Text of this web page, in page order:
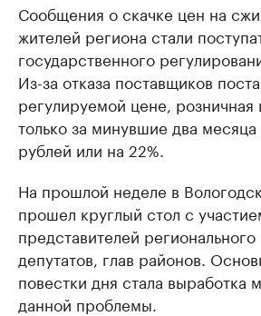
Сообщения о скачке цен на
жителей региона стали
государственного
Из-за отказа поставщиков
регулируемой цене, розничная
только за минувшие два
рублей или на 22%.
На прошлой неделе в
прошел круглый стол с
представителей регионального
депутатов, глав районов.
повестки дня стала
данной проблемы.